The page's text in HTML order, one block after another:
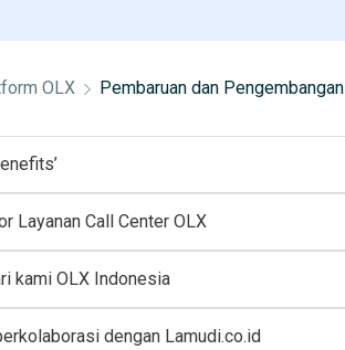
OLX Pembaruan dan Pengembangan
Layanan Call Center OLX
kami OLX Indonesia
dengan Lamudi.co.id